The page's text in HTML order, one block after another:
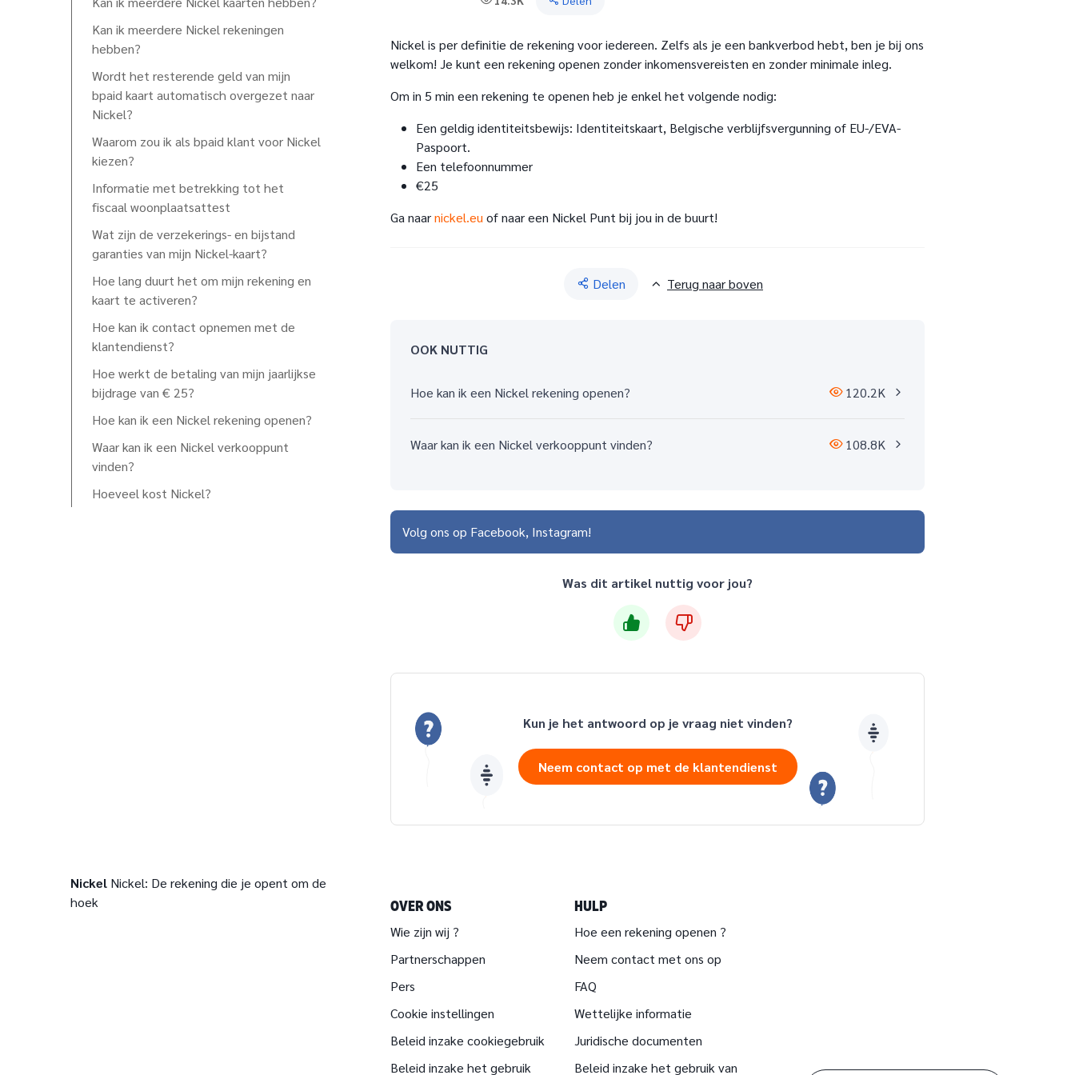
Kan ik meerdere Nickel rekeningen
hebben?
Wordt het resterende geld van mijn
bpaid kaart automatisch overgezet naar
Nickel?
Waarom zou ik als bpaid klant voor Nickel
kiezen?
Informatie met betrekking tot het
fiscaal woonplaatsattest
Wat zijn de verzekerings- en bijstand
garanties van mijn Nickel-kaart?
Hoe lang duurt het om mijn rekening en
kaart te activeren?
Hoe kan ik contact opnemen met de
klantendienst?
Hoe werkt de betaling van mijn jaarlijkse
bijdrage van € 25?
Hoe kan ik een Nickel rekening openen?
Waar kan ik een Nickel verkooppunt
vinden?
Hoeveel kost Nickel?
Nickel is per definitie de rekening voor iedereen. Zelfs als je een bankverbod hebt, ben je bij ons
welkom! Je kunt een rekening openen zonder inkomensvereisten en zonder minimale inleg.
Om in 5 min een rekening te openen heb je enkel het volgende nodig:
Een geldig identiteitsbewijs: Identiteitskaart, Belgische verblijfsvergunning of EU-/EVA-
Paspoort.
Een telefoonnummer
€25
Ga naarnickel.euof naar een Nickel Punt bij jou in de buurt!
Delen Terug naar boven
OOK NUTTIG
Hoe kan ik een Nickel rekening openen? 120.2K
Waar kan ik een Nickel verkooppunt vinden? 108.8K
Volg ons op Facebook Instagram
Was dit artikel nuttig voor jou?
Kun je het antwoord op je vraag niet vinden?
Neem contact op met de klantendienst
Nickel Nickel: De rekening die je opent om de
hoek
OVER ONS
Wie zijn wij ?
Partnerschappen
Pers
Cookie instellingen
Beleid inzake cookiegebruik
Beleid inzake het gebruik
HULP
Hoe een rekening openen ?
Neem contact met ons op
FAQ
Wettelijke informatie
Juridische documenten
Beleid inzake het gebruik van